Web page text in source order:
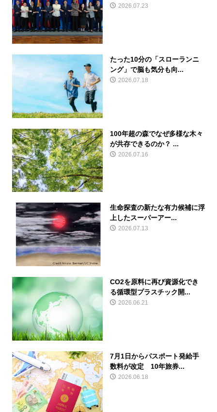
2026.07.23
たった10分の「スローランニ
ング」で脳も気分も向...
2026.07.18
100年超の森でなぜ多様な木々
が共存できるのか？ ...
2026.07.16
生命探査の新たな有力候補に浮
上したスーパーアー...
2026.07.13
CO2を原料に再び資源化でき
る循環型プラスチック開...
2026.06.21
7月1日からパスポート発給手
数料が改定 10年旅券...
2026.06.18